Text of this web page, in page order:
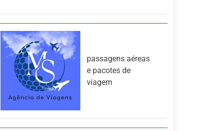
passagens aéreas
e pacotes de
viagem